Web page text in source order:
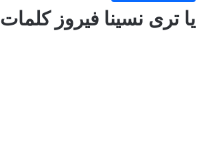
يا ترى نسينا فيروز كلمات